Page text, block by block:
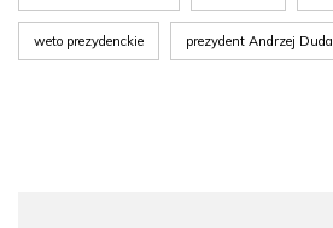
weto prezydenckie prezydent Andrzej Duda